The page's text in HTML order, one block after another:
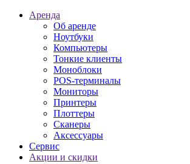
Аренда
Об аренде
Ноутбуки
Компьютеры
Тонкие клиенты
Моноблоки
POS-терминалы
Мониторы
Принтеры
Плоттеры
Сканеры
Аксессуары
Сервис
Акции и скидки